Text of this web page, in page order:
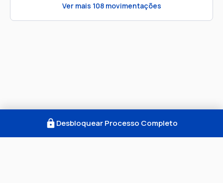
Ver mais 108movimentações
Desbloquear Processo Completo